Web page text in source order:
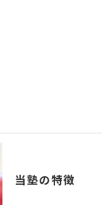
当塾の特徴